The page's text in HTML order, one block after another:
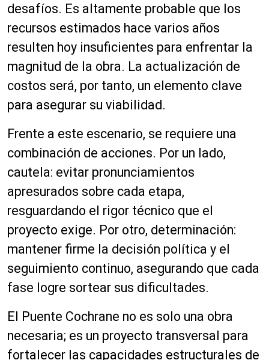
desafíos. Es altamente probable que los
recursos estimados hace varios años
resulten hoy insuficientes para enfrentar la
magnitud de la obra. La actualización de
costos será, por tanto, un elemento clave
para asegurar su viabilidad.
Frente a este escenario, se requiere una
combinación de acciones. Por un lado,
cautela: evitar pronunciamientos
apresurados sobre cada etapa,
resguardando el rigor técnico que el
proyecto exige. Por otro, determinación:
mantener firme la decisión política y el
seguimiento continuo, asegurando que cada
fase logre sortear sus dificultades.
El Puente Cochrane no es solo una obra
necesaria; es un proyecto transversal para
fortalecer las capacidades estructurales de